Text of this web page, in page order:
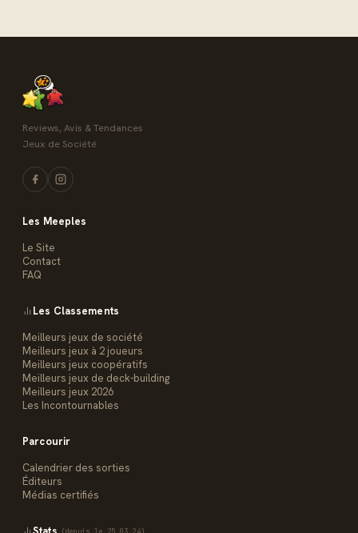
Reviews, Avis & Tendances
Jeux de Société
Les Meeples
Le Site
Contact
FAQ
Les Classements
Meilleurs jeux de société
Meilleurs jeux à 2 joueurs
Meilleurs jeux coopératifs
Meilleurs jeux de deck-building
Meilleurs jeux 2026
Les Incontournables
Parcourir
Calendrier des sorties
Éditeurs
Médias certifiés